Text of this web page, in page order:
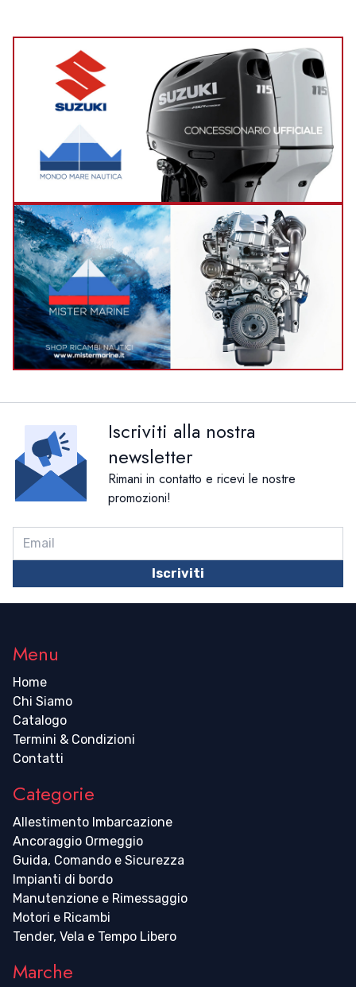
Iscriviti alla nostra
newsletter
Rimani in contatto e ricevi le nostre
promozioni!
Iscriviti
Menu
Home
Chi Siamo
Catalogo
Termini & Condizioni
Contatti
Categorie
Allestimento Imbarcazione
Ancoraggio Ormeggio
Guida, Comando e Sicurezza
Impianti di bordo
Manutenzione e Rimessaggio
Motori e Ricambi
Tender, Vela e Tempo Libero
Marche